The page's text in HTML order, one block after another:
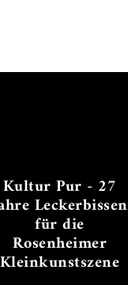
Kultur Pur - 27
Leckerbissen
für die
Rosenheimer
Kleinkunstszene